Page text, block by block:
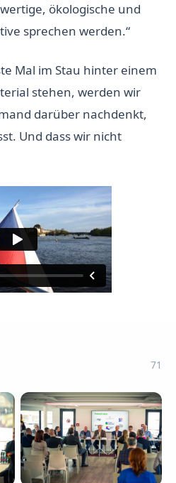
ökologische und
sprechen werden.“
Mal im Stau hinter einem
stehen, werden wir
darüber nachdenkt,
Und dass wir nicht
71